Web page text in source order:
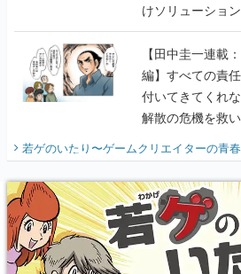
けソリューショ
に行って、より
【田中圭一連載
編】すべての責
付いてきてくれ
解散の危機を救
開く。業界の快
『少年ジャンプ
り】
若ゲのいたり〜ゲームクリエイターの青